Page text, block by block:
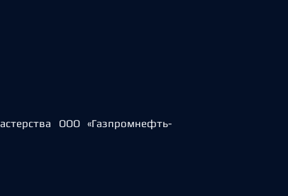
ООО «Газпромнефть-